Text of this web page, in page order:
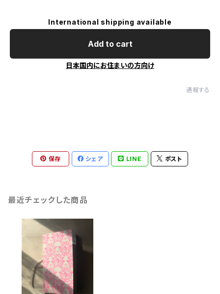
International shipping available
Add to cart
日本国内にお住まいの方向け
通報する
保存 シェア LINE ポスト
最近チェックした商品